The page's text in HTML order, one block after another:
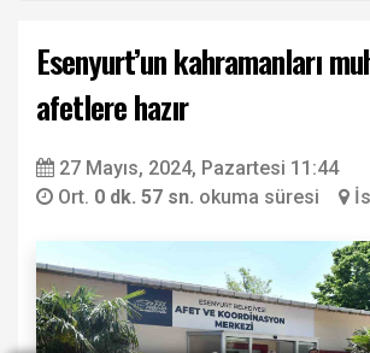
Esenyurt’un kahramanları
afetlere hazır
27 Mayıs, 2024, Pazartesi 11:44
Ort. 0 dk. 57 sn. okuma süresi